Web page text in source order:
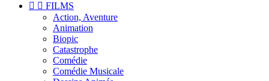
  FILMS
Action, Aventure
Animation
Biopic
Catastrophe
Comédie
Comédie Musicale